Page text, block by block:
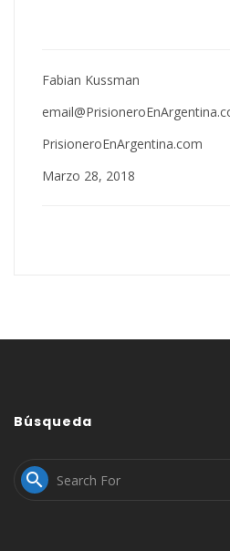
Fabian Kussman
PrisioneroEnArgentina.com
Marzo 28, 2018
Búsqueda
